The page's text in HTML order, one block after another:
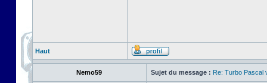
Haut
Nemo59 Sujet du message : Re: Turbo Pascal